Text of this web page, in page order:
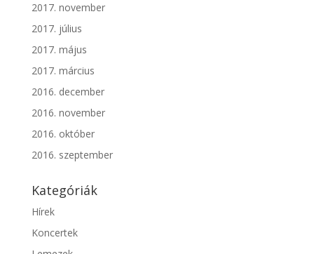
2017. november
2017. július
2017. május
2017. március
2016. december
2016. november
2016. október
2016. szeptember
Kategóriák
Hírek
Koncertek